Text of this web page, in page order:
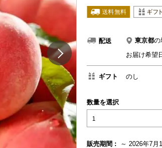
配送 東京都の
お届け希望
ギフト のし
数量を選択
1
販売期間 : ～ 2026年7月